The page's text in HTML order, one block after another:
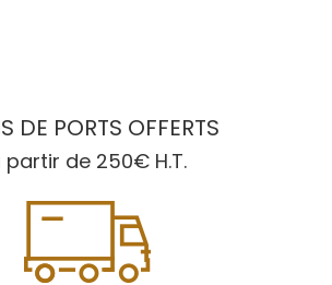
DE PORTS OFFERTS
partir de 250€ H.T.